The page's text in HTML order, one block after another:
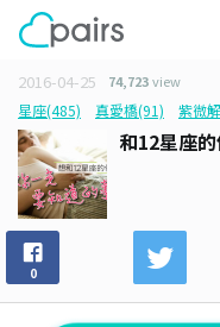
2016-04-25 74,723view
星座(485)
真愛橋(91) 紫微
和12星座
0